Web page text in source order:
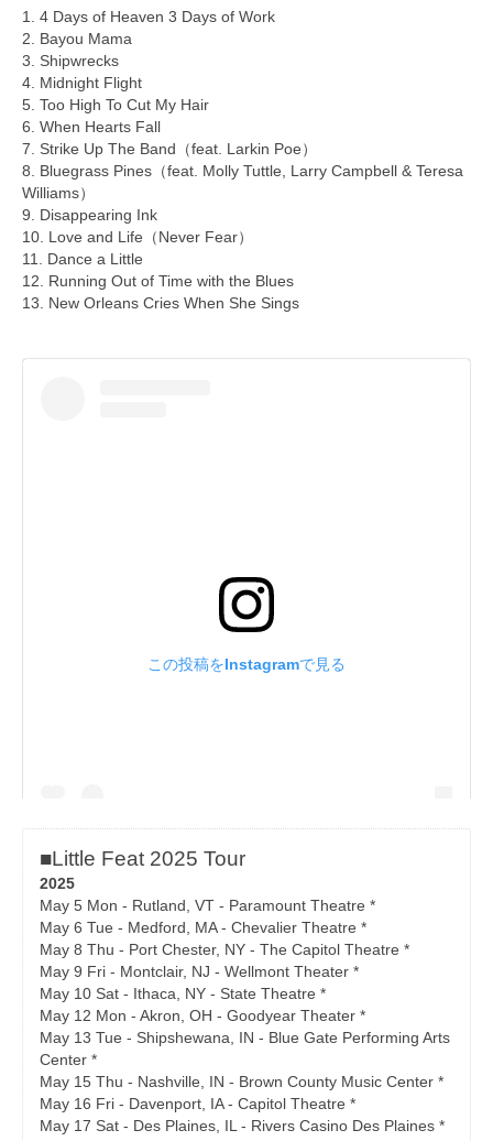
1. 4 Days of Heaven 3 Days of Work
2. Bayou Mama
3. Shipwrecks
4. Midnight Flight
5. Too High To Cut My Hair
6. When Hearts Fall
7. Strike Up The Band（feat. Larkin Poe）
8. Bluegrass Pines（feat. Molly Tuttle, Larry Campbell & Teresa
Williams）
9. Disappearing Ink
10. Love and Life（Never Fear）
11. Dance a Little
12. Running Out of Time with the Blues
13. New Orleans Cries When She Sings
■Little Feat 2025 Tour
2025
May 5 Mon - Rutland, VT - Paramount Theatre *
May 6 Tue - Medford, MA - Chevalier Theatre *
May 8 Thu - Port Chester, NY - The Capitol Theatre *
May 9 Fri - Montclair, NJ - Wellmont Theater *
May 10 Sat - Ithaca, NY - State Theatre *
May 12 Mon - Akron, OH - Goodyear Theater *
May 13 Tue - Shipshewana, IN - Blue Gate Performing Arts
Center *
May 15 Thu - Nashville, IN - Brown County Music Center *
May 16 Fri - Davenport, IA - Capitol Theatre *
May 17 Sat - Des Plaines, IL - Rivers Casino Des Plaines *